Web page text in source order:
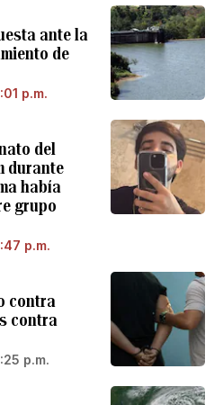
ante la
de
p.m.
del
durante
había
grupo
p.m.
contra
contra
p.m.